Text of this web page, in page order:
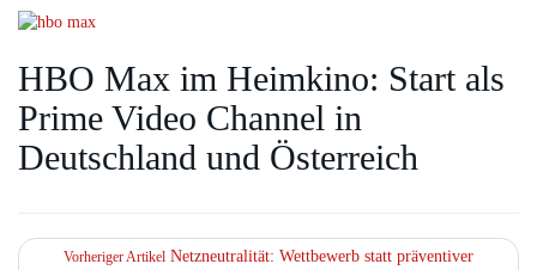
HBO Max im Heimkino: Start als
Prime Video Channel in
Deutschland und Österreich
Vorheriger Artikel Netzneutralität: Wettbewerb statt präventiver